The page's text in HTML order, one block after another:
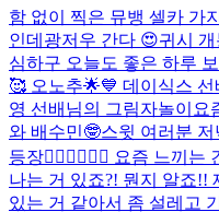
함 없이 찍은 뮤뱅 셀카 가
인데 광저우 간다 😍귀시
심하구 오늘도 좋은 하루
🥰 오노추🌟💙 데이식스
영 선배님의 그림자놀이 요
와 배수민🤓스윗 여러분
등장🧚🏻‍♀️🧚🏻‍♀️ 요즘 느끼
나는 거 있죠?! 뭔지 알죠!!
있는 거 같아서 좀 설레고